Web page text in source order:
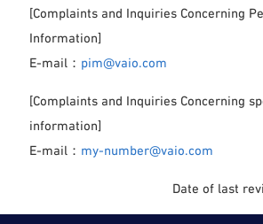
[Complaints and Inquiries Concerning
Information]
E-mail： pim@vaio.com
[Complaints and Inquiries Concerning
information]
E-mail： my-number@vaio.com
Date of last